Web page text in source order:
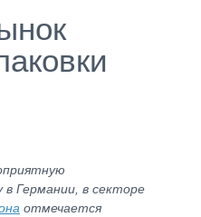
в Германии, в секторе
отмечается